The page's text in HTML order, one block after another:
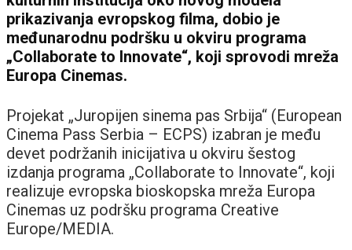
prikazivanja evropskog filma, dobio je
međunarodnu podršku u okviru programa
„Collaborate to Innovate“, koji sprovodi mreža
Europa Cinemas.
Projekat „Juropijen sinema pas Srbija“ (European
Cinema Pass Serbia – ECPS) izabran je među
devet podržanih inicijativa u okviru šestog
izdanja programa „Collaborate to Innovate“, koji
realizuje evropska bioskopska mreža Europa
Cinemas uz podršku programa Creative
Europe/MEDIA.